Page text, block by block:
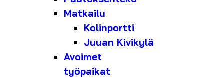
Matkailu
Kolinportti
Juuan Kivikylä
Avoimet
työpaikat